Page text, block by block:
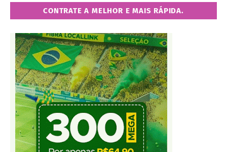
CONTRATE A MELHOR E MAIS RÁPIDA.